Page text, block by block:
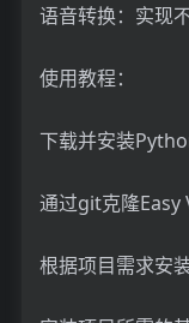
语音转换：实现
使用教程：
下载并安装
通过git克隆Easy
根据项目需求安